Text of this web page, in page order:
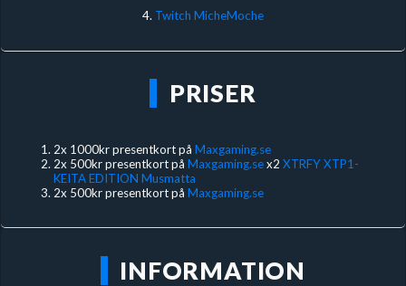
4. Twitch MicheMoche
PRISER
2x 1000kr presentkort på Maxgaming.se
2x 500kr presentkort på Maxgaming.sex2 XTRFY XTP1-
KEITA EDITION Musmatta
2x 500kr presentkort på Maxgaming.se
INFORMATION